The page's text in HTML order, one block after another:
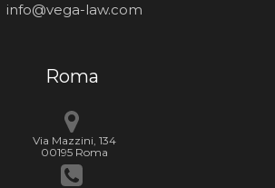
info@vega-law.com
Roma
Via Mazzini, 134
00195 Roma